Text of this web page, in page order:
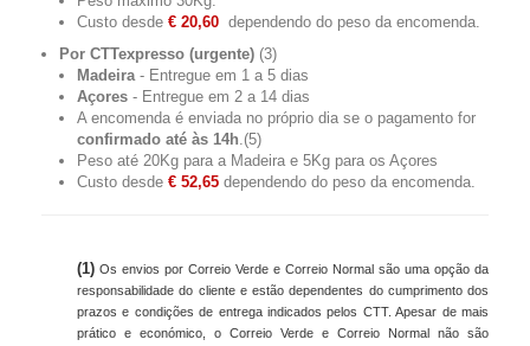
Custo desde € 20,60 dependendo do peso da encomenda.
Por CTTexpresso (urgente) (3)
Madeira- Entregue em 1 a 5 dias
Açores - Entregue em 2 a 14 dias
A encomenda é enviada no próprio dia se o pagamento for
confirmado até às 14h.(5)
Peso até 20Kg para a Madeira e 5Kg para os Açores
Custo desde € 52,65 dependendo do peso da encomenda.
(1) Os envios por Correio Verde e Correio Normal são uma opção da
responsabilidade do cliente e estão dependentes do cumprimento dos
prazos e condições de entrega indicados pelos CTT. Apesar de mais
prático e económico, o Correio Verde e Correio Normal não são